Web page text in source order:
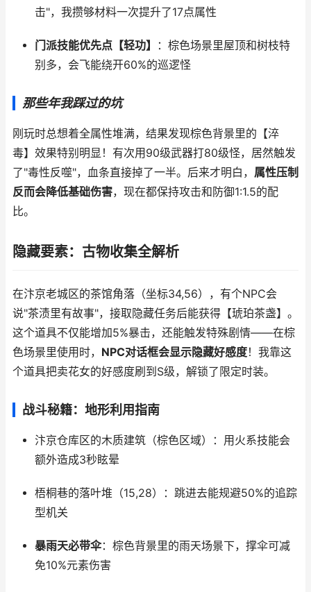
击"，我攒够材料一次提升了17点属性
门派技能优先点【轻功】
：棕色场景里屋顶和树枝特
别多，会飞能绕开60%的巡逻怪
那些年我踩过的坑
刚玩时总想着全属性堆满，结果发现棕色背景里的【淬
毒】效果特别明显！有次用90级武器打80级怪，居然触发
了"毒性反噬"，血条直接掉了一半。后来才明白， 属性压制
反而会降低基础伤害，现在都保持攻击和防御1:1.5的配
比。
隐藏要素：古物收集全解析
在汴京老城区的茶馆角落（坐标34,56），有个NPC会
说"茶渍里有故事"，接取隐藏任务后能获得【琥珀茶盏】。
这个道具不仅能增加5%暴击，还能触发特殊剧情——在棕
色场景里使用时， NPC对话框会显示隐藏好感度！我靠这
个道具把卖花女的好感度刷到S级，解锁了限定时装。
战斗秘籍：地形利用指南
汴京仓库区的木质建筑（棕色区域）：用火系技能会
额外造成3秒眩晕
梧桐巷的落叶堆（15,28）：跳进去能规避50%的追踪
型机关
暴雨天必带伞：棕色背景里的雨天场景下，撑伞可减
免10%元素伤害